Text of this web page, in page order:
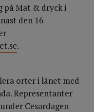
på Mat & dryck i
den 16
.
orter i länet med
Representanter
Cesardagen